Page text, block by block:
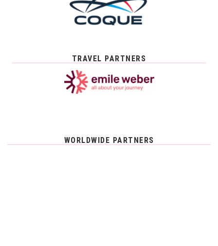
TRAVEL PARTNERS
WORLDWIDE PARTNERS